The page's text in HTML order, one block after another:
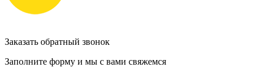
Заказать обратный звонок
Заполните форму и мы с вами свяжемся